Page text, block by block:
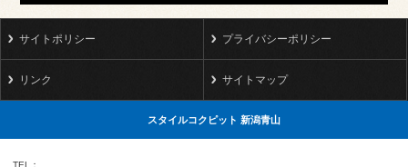
サイトポリシー プライバシーポリシー
リンク サイトマップ
スタイルコクピット 新潟青山
TEL